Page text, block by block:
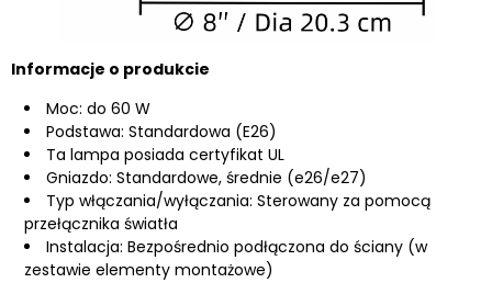
Informacje o produkcie
Moc: do 60 W
Podstawa: Standardowa (E26)
Ta lampa posiada certyfikat UL
Gniazdo: Standardowe, średnie (e26/e27)
Typ włączania/wyłączania: Sterowany za pomocą
przełącznika światła
Instalacja: Bezpośrednio podłączona do ściany (w
zestawie elementy montażowe)